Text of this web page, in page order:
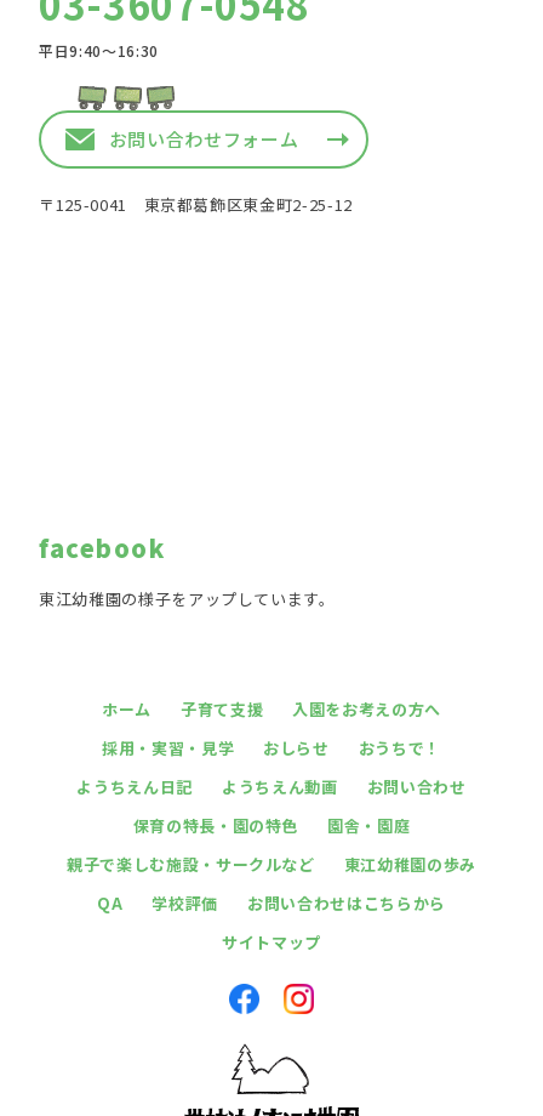
平日9:40〜16:30
お問い合わせフォーム
〒125-0041 東京都葛飾区東金町2-25-12
facebook
東江幼稚園の様子をアップしています。
ホーム 子育て支援
入園をお考えの方へ
採用・実習・見学
おしらせ
おうちで！
ようちえん日記
ようちえん動画
お問い合わせ
保育の特長・園の特色
園舎・園庭
親子で楽しむ施設・サークルなど
東江幼稚園の歩み
QA
学校評価
お問い合わせはこちらから
サイトマップ